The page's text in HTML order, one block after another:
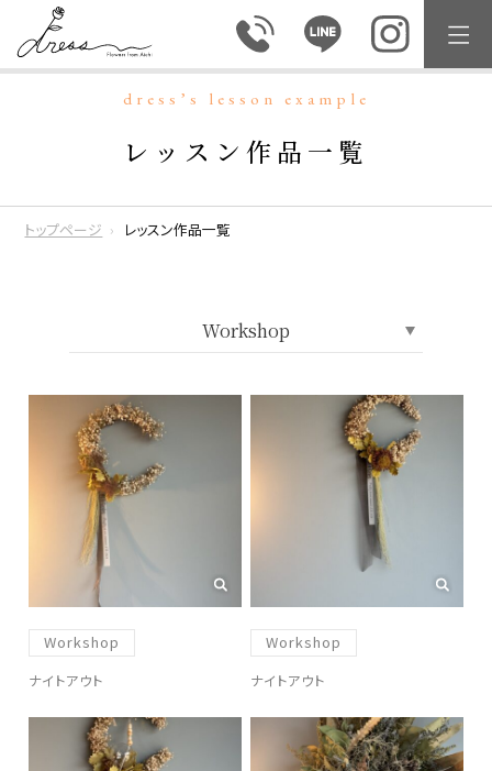
dress’s lesson example
レッスン作品一覧
トップページ レッスン作品一覧
Workshop
ナイトアウト
Workshop
ナイトアウト